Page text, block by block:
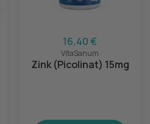
16,40 €
VitaSanum
Zink (Picolinat) 15mg